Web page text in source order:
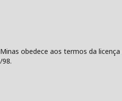
obedece aos termos da licença